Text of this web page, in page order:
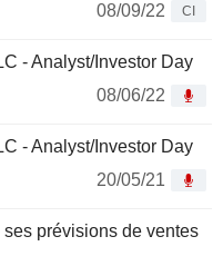
08/09/22
CI
- Analyst/Investor Day
08/06/22
- Analyst/Investor Day
20/05/21
prévisions de ventes